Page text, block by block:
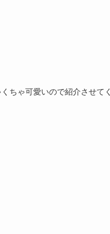
ちゃ可愛いので紹介させてく